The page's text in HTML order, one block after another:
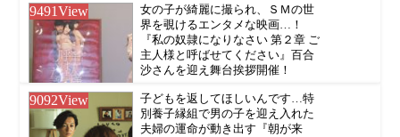
9491View
女の子が綺麗に撮られ、ＳＭの世
界を覗けるエンタメな映画…！
『私の奴隷になりなさい 第２章 ご
主人様と呼ばせてください』百合
沙さんを迎え舞台挨拶開催！
9092View
子どもを返してほしいんです…特
別養子縁組で男の子を迎え入れた
夫婦の運命が動き出す『朝が来